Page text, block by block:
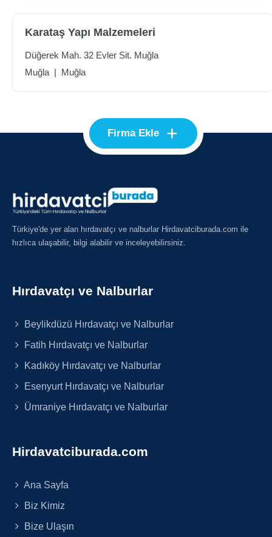
Karataş Yapı Malzemeleri
Düğerek Mah. 32 Evler Sit. Muğla
Muğla | Muğla
Firma Ekle +
Türkiye'de yer alan hırdavatçı ve nalburlar Hirdavatciburada.com ile
hızlıca ulaşabilir, bilgi alabilir ve inceleyebilirsiniz.
Hırdavatçı ve Nalburlar
Beylikdüzü Hırdavatçı ve Nalburlar
Fatih Hırdavatçı ve Nalburlar
Kadıköy Hırdavatçı ve Nalburlar
Esenyurt Hırdavatçı ve Nalburlar
Ümraniye Hırdavatçı ve Nalburlar
Hirdavatciburada.com
Ana Sayfa
Biz Kimiz
Bize Ulaşın